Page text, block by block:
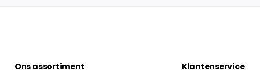
Ons assortiment Klantenservice